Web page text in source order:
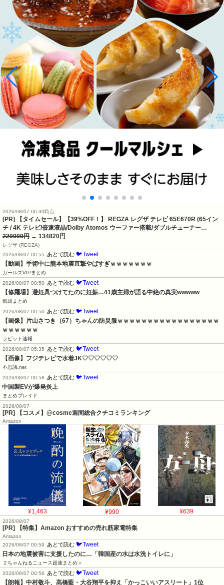
2026/08/07 06:30時点
[PR] 【タイムセール】【39%OFF！】 REGZA レグザ テレビ 65E670R (65イン
チ / 4K テレビ/倍速液晶/Dolby Atomos ウーファー搭載/ダブルチューナー…
220000円 → 134820円
レグザ (REGZA)
2026/08/07 00:55
あとで読む 🐦Tweet
【動画】手術中に熊本地震直撃やばすぎｗｗｗｗｗｗｗ
ガールズVIPまとめ
2026/08/07 00:50
あとで読む 🐦Tweet
【修羅場】避妊具つけてたのに妊娠…41歳主婦が語る中絶の真実wwwww
気団まとめ
2026/08/07 00:50
あとで読む 🐦Tweet
【画像】片山さつき（67）ちゃんの防災服ｗｗｗｗｗｗｗｗｗｗｗｗｗｗｗｗｗ
ｗｗｗｗｗｗ
ラビット速報
2026/08/07 05:35
あとで読む 🐦Tweet
【画像】フジテレビで水着JK♡♡♡♡♡♡
不思議.net
2026/08/07 00:58
あとで読む 🐦Tweet
中国製EVが爆発炎上
まとめブレイド
2026/08/07
[PR] 【コスメ】@cosme週間総合クチコミランキング
Amazon
¥1,463 ¥990 ¥639
2026/08/07
[PR] 【特集】Amazon おすすめの売れ筋家電特集
Amazon
2026/08/07 00:59
あとで読む 🐦Tweet
日本の地震被害に支援したのに…「韓国産の水は水洗トイレに」
２ちゃんねるニュース超速まとめ＋
2026/08/07 00:56
あとで読む 🐦Tweet
【朗報】中村敬斗、高橋藍・大谷翔平を抑え「かっこいいアスリート」1位